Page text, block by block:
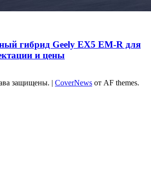
гибрид Geely EX5 EM-R для
и цены
защищены. | CoverNews от AF themes.